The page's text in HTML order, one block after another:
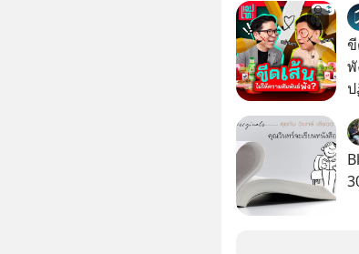
ขี
พั
ป
ไ
ร